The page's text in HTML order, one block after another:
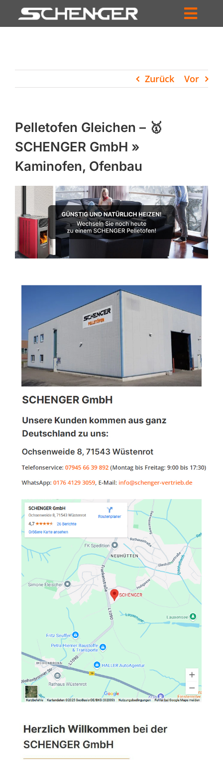
Inhalt
HÄNDLERSUCHE
UNTERNEHMEN
PROFIL
WARENKORB
PRODUCTS
SEARCH
Zurück Vor
Pelletofen Gleichen – 🥇
SCHENGER GmbH »
Kaminofen, Ofenbau